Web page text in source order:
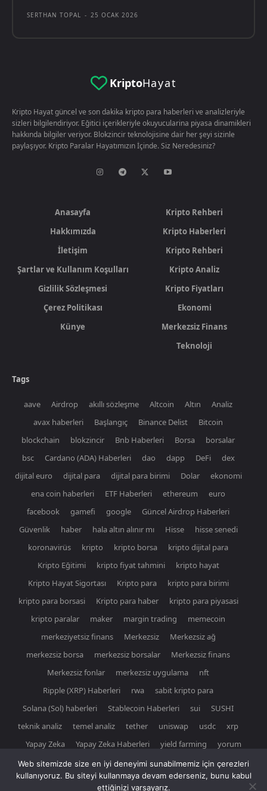
SERTHAN TOPAL - 25 OCAK 2026
KriptoHayat
Kripto Hayat güncel ve son dakika kripto para haberleri ve analizleriyle
sizleri bilgilendiriyor. Eğitici içerikleriyle okuyucularina piyasa dinamikleri
hakkında bilgiler veriyor. Blokzincir teknolojisine dair her şeyi sizinle
paylaşıyor. Kripto Paralar Hayatımızın İçinde. Siz Neredesiniz?
Anasayfa
Hakkımızda
İletişim
Şartlar ve Kullanım Koşulları
Gizlilik Sözleşmesi
Çerez Politikası
Künye
Kripto Rehberi
Kripto Haberleri
Kripto Rehberi
Kripto Analiz
Kripto Fiyatları
Ekonomi
Merkezsiz Finans
Teknoloji
Tags
aave Airdrop akıllı sözleşme Altcoin Altın
Analiz
avax haberleri
Başlangıç Binance Delist
Bitcoin
blockchain
blokzincir Bnb Haberleri Borsa
borsalar
bsc
Cardano (ADA) Haberleri dao dapp DeFi
dex
dijital euro
dijital para dijital para birimi Dolar
ekonomi
ena coin haberleri
ETF Haberleri ethereum
euro
facebook
gamefi google
Güncel Airdrop Haberleri
Güvenlik
haber hala altın alınır mı Hisse
hisse senedi
koronavirüs
kripto kripto borsa
kripto dijital para
Kripto Eğitimi
kripto fiyat tahmini
kripto hayat
Kripto Hayat Sigortası
Kripto para
kripto para birimi
kripto para borsasi
Kripto para haber
kripto para piyasasi
kripto paralar
maker margin trading
memecoin
merkeziyetsiz finans
Merkezsiz
Merkezsiz ağ
merkezsiz borsa
merkezsiz borsalar
Merkezsiz finans
Merkezsiz fonlar
merkezsiz uygulama
nft
Ripple (XRP) Haberleri
rwa
sabit kripto para
Solana (Sol) haberleri
Stablecoin Haberleri sui
SUSHI
teknik analiz
temel analiz tether uniswap usdc
xrp
Yapay Zeka
Yapay Zeka Haberleri yield farming yorum
Web sitemizde size en iyi deneyimi sunabilmemiz için çerezleri
kullanıyoruz. Bu siteyi kullanmaya devam ederseniz, bunu kabul
ettiğinizi varsayarız.